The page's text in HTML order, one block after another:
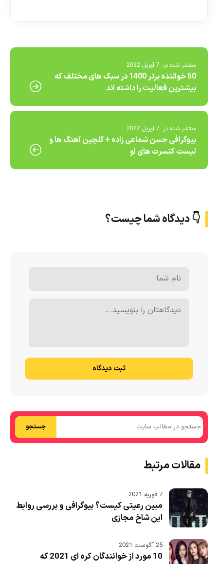
منتشر شده در: 7 آوریل 2022
50 خواننده برتر 1400 در سبک های مختلف که
بیشترین فعالیت را داشته اند
منتشر شده در: 7 آوریل 2022
بیوگرافی حسن شماعی زاده + گلچین آهنگ ها و
لیست کنسرت های او
👇 دیدگاه شما چیست؟
ثبت دیدگاه
جستجو
مقالات مرتبط
7 فوریه 2021
مبین رعیتی کیست؟ بیوگرافی و بررسی روابط
این شاخ مجازی
25 آگوست 2021
10 مورد از خوانندگان کره ای 2021 که